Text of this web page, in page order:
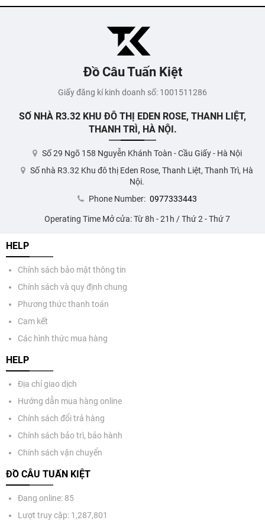
Đồ Câu Tuấn Kiệt
Giấy đăng kí kinh doanh số: 1001511286
SỐ NHÀ R3.32 KHU ĐÔ THỊ EDEN ROSE, THANH LIỆT,
THANH TRÌ, HÀ NỘI.
Số 29 Ngõ 158 Nguyễn Khánh Toàn - Cầu Giấy - Hà Nội
Số nhà R3.32 Khu đô thị Eden Rose, Thanh Liệt, Thanh Trì, Hà
Nội.
Phone Number: 0977333443
Operating Time Mở cửa: Từ 8h - 21h / Thứ 2 - Thứ 7
HELP
Chính sách bảo mật thông tin
Chính sách và quy định chung
Phương thức thanh toán
Cam kết
Các hình thức mua hàng
HELP
Địa chỉ giao dịch
Hướng dẫn mua hàng online
Chính sách đổi trả hàng
Chính sách bảo trì, bảo hành
Chính sách vận chuyển
ĐỒ CÂU TUẤN KIỆT
Đang online: 85
Lượt truy cập: 1,287,801